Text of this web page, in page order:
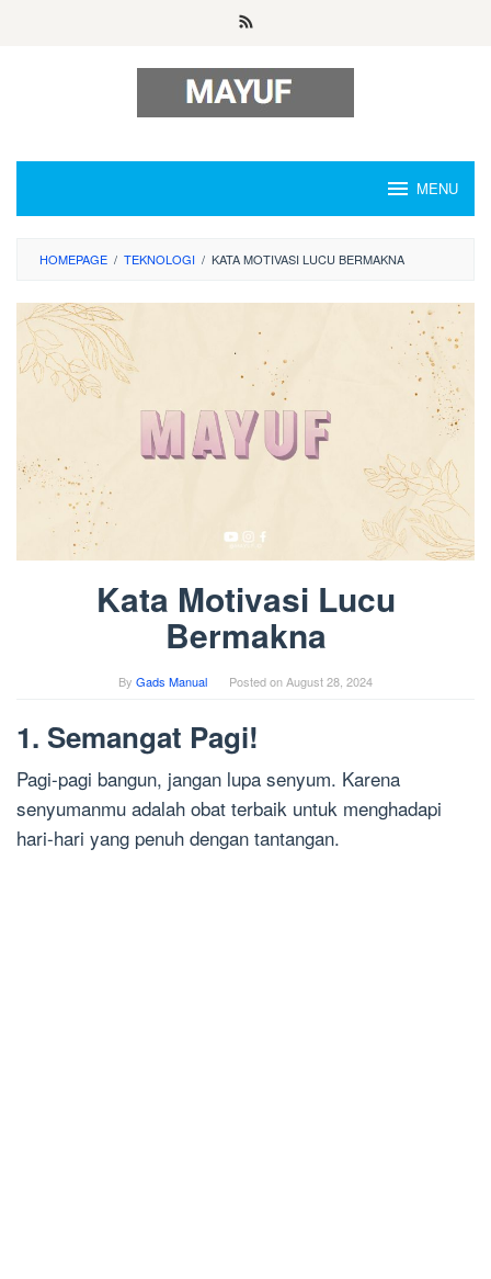
MENU
HOMEPAGE / TEKNOLOGI / KATA MOTIVASI LUCU BERMAKNA
Kata Motivasi Lucu
Bermakna
By Gads Manual Posted onAugust 28, 2024
1. Semangat Pagi!
Pagi-pagi bangun, jangan lupa senyum. Karena
senyumanmu adalah obat terbaik untuk menghadapi
hari-hari yang penuh dengan tantangan.